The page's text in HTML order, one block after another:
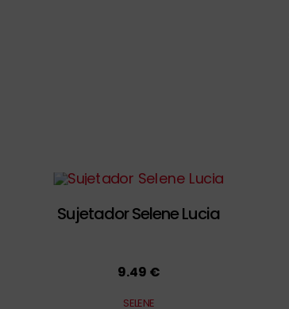
Sujetador Selene Lucia
9.49 €
SELENE